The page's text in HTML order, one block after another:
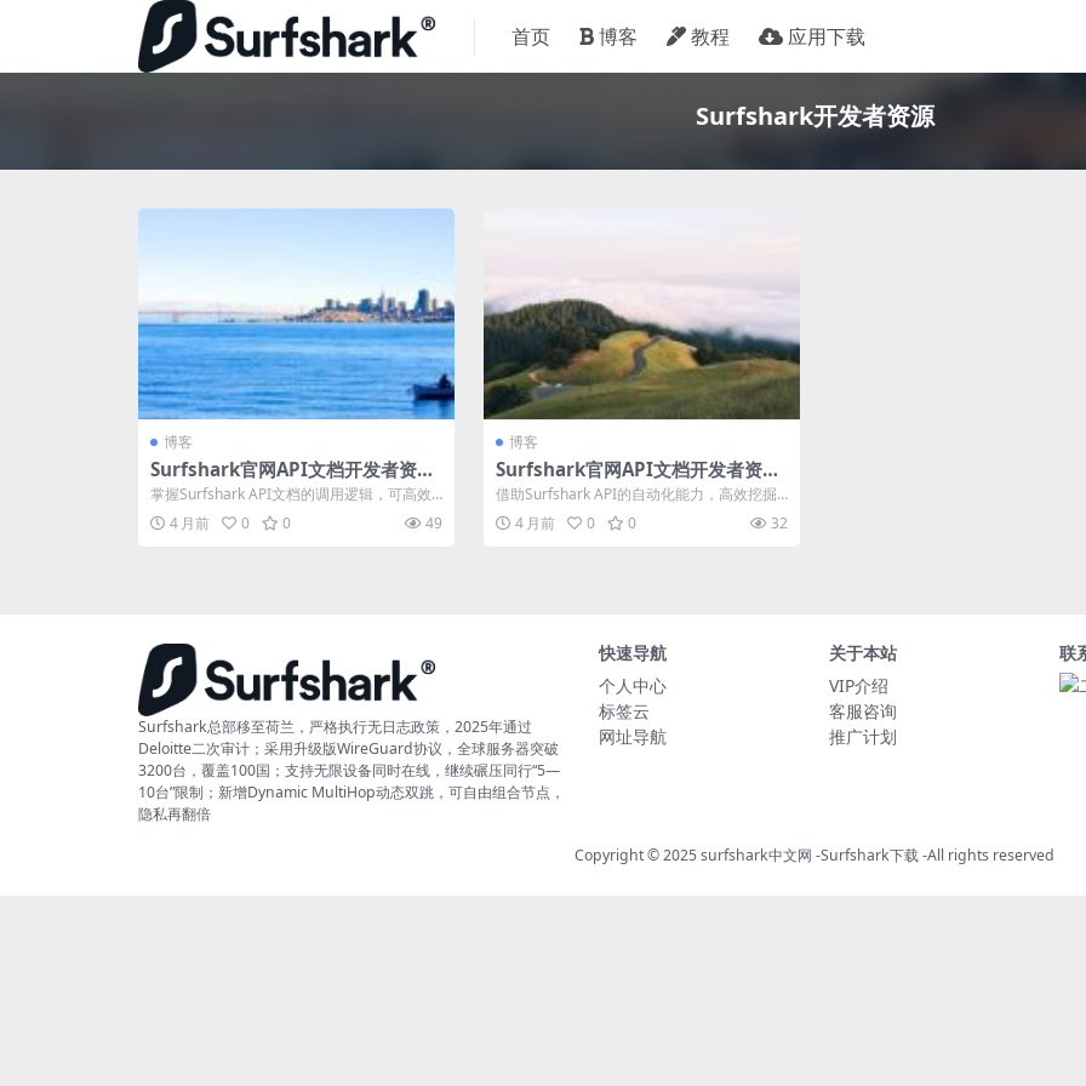
首页 博客 教程 应用下载
Surfshark开发者资源
博客
Surfshark官网API文档开发者资源
获取
掌握Surfshark API文档的调用逻辑，可高效
挖掘长尾关键词数据并驱动SE...
4 月前 0 0 49
博客
Surfshark官网API文档开发者资源
获取
借助Surfshark API的自动化能力，高效挖掘
精准长尾关键词并转化为SEO...
4 月前 0 0 32
Surfshark总部移至荷兰，严格执行无日志政策，2025年通过
Deloitte二次审计；采用升级版WireGuard协议，全球服务器突破
3200台，覆盖100国；支持无限设备同时在线，继续碾压同行“5—
10台”限制；新增Dynamic MultiHop动态双跳，可自由组合节点，
隐私再翻倍
快速导航
个人中心
标签云
网址导航
关于本站
VIP介绍
客服咨询
推广计划
联
Copyright © 2025surfshark中文网 -Surfshark下载-All rights reserved